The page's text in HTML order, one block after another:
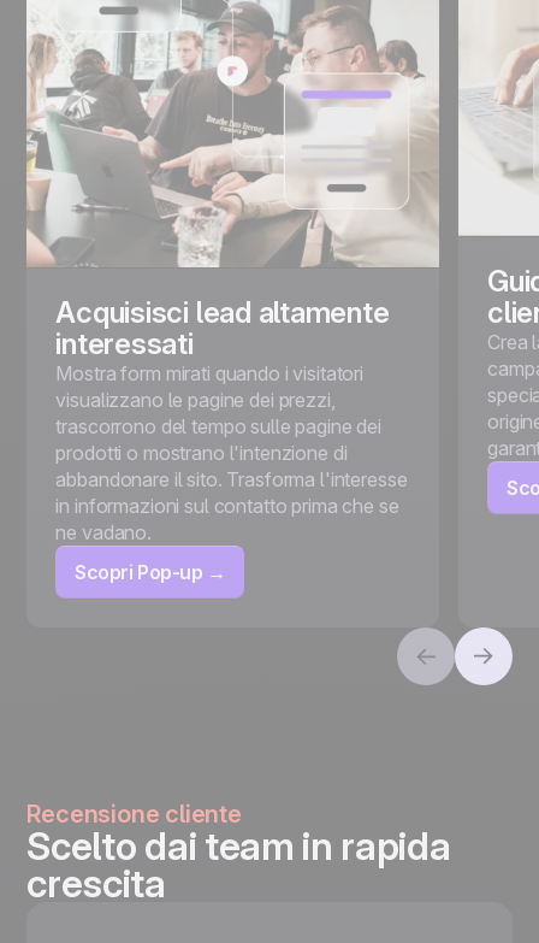
Acquisisci lead altamente
interessati
Mostra form mirati quando i visitatori
visualizzano le pagine dei prezzi,
trascorrono del tempo sulle pagine dei
prodotti o mostrano l'intenzione di
abbandonare il sito. Trasforma l'interesse
in informazioni sul contatto prima che se
ne vadano.
Scopri Pop-up →
Crea
Recensione cliente
Scelto dai team in rapida
crescita